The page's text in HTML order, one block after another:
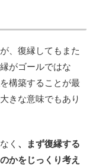
、復縁してもまた
がゴールではな
構築することが最
きな意味でもあり
く 、まず復縁する
かをじっくり考え